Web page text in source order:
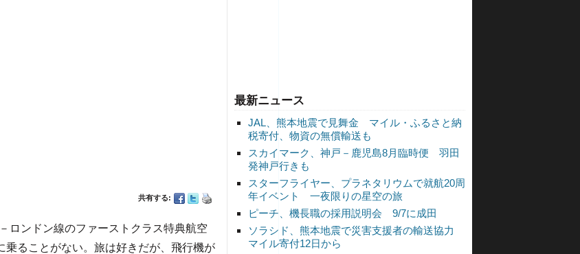
最新ニュース
JAL、熊本地震で見舞金 マイル・ふるさと納
税寄付、物資の無償輸送も
スカイマーク、神戸－鹿児島8月臨時便 羽田
発神戸行きも
スターフライヤー、プラネタリウムで就航20周
年イベント 一夜限りの星空の旅
ピーチ、機長職の採用説明会 9/7に成田
ソラシド、熊本地震で災害支援者の輸送協力
マイル寄付12日から
共有する:
ロンドン線のファーストクラス特典航空
ることがない。旅は好きだが、飛行機が